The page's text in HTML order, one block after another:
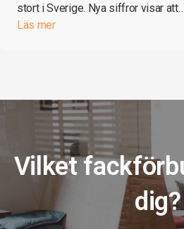
stort i Sverige. Nya siffror visar att…
Läs mer
Vilket
dig?